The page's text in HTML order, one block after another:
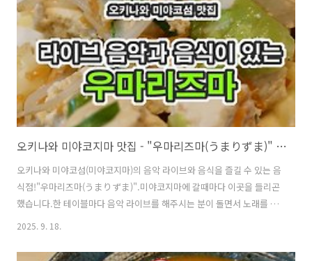
오키나와 미야코지마 맛집 - "우마리즈마(うまりずま)" 음악 라이브가 있는 음식점
오키나와 미야코섬(미야코지마)의 음악 라이브와 음식을 즐길 수 있는 음
식점!"우마리즈마(うまりずま)".미야코지마에 갈때마다 이곳을 들리곤
했습니다.한 테이블마다 음악 라이브를 해주시는 분이 돌면서 노래를 불
러 주십니다.2024년 11월 21일에 방문했습니다.미리 예약을 하지 않으
Miyakojima, Okinawa 906-0013영업시간 : 17:00 ~ 24:00 외관미요코
2025. 9. 18.